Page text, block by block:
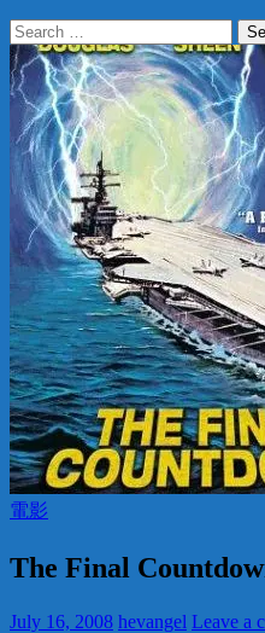
Search
for:
電影
The Final
July 16, 2008 hevangel Leave a